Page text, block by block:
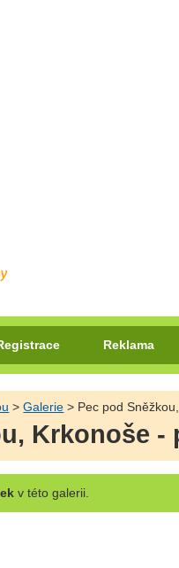
Reklama
>Galerie > Pec pod
Krkonoše
v této galerii.